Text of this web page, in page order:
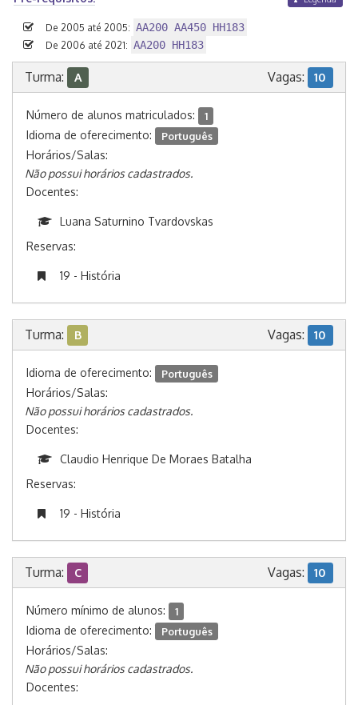
De 2005 até 2005: AA200 AA450 HH183
De 2006 até 2021: AA200 HH183
Turma: A Vagas: 10
Número de alunos matriculados: 1
Idioma de oferecimento: Português
Horários/Salas:
Não possui horários cadastrados.
Docentes:
Luana Saturnino Tvardovskas
Reservas:
19 - História
Turma: B Vagas: 10
Idioma de oferecimento: Português
Horários/Salas:
Não possui horários cadastrados.
Docentes:
Claudio Henrique De Moraes Batalha
Reservas:
19 - História
Turma: C Vagas: 10
Número mínimo de alunos: 1
Idioma de oferecimento: Português
Horários/Salas:
Não possui horários cadastrados.
Docentes: